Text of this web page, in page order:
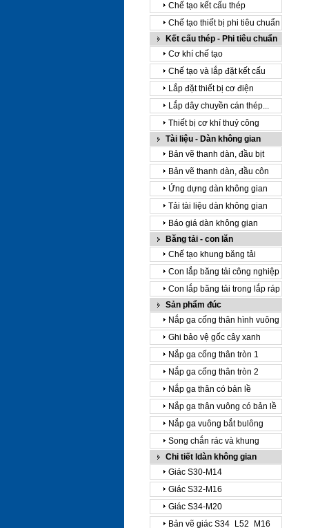
Chế tạo kết cấu thép
Chế tạo thiết bị phi tiêu chuẩn
Kết cấu thép - Phi tiêu chuẩn
Cơ khí chế tạo
Chế tạo và lắp đặt kết cấu
Lắp đặt thiết bị cơ điện
Lắp dây chuyền cán thép...
Thiết bị cơ khí thuỷ công
Tài liệu - Dàn không gian
Bản vẽ thanh dàn, đầu bịt
Bản vẽ thanh dàn, đầu côn
Ứng dựng dàn không gian
Tải tài liệu dàn không gian
Báo giá dàn không gian
Băng tải - con lăn
Chế tạo khung băng tải
Con lắp băng tải công nghiệp
Con lắp băng tải trong lắp ráp
Sản phẩm đúc
Nắp ga cống thân hình vuông
Ghi bảo vệ gốc cây xanh
Nắp ga cống thân tròn 1
Nắp ga cống thân tròn 2
Nắp ga thân có bản lề
Nắp ga thân vuông có bản lề
Nắp ga vuông bắt bulông
Song chắn rác và khung
Chi tiết ldàn không gian
Giác S30-M14
Giác S32-M16
Giác S34-M20
Bản vẽ giác S34_L52_M16